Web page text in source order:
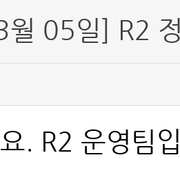
05일] R2
. R2 운영팀